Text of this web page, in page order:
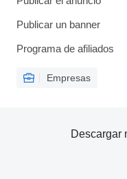
Publicar un banner
Programa de afiliados
Empresas
Descargar